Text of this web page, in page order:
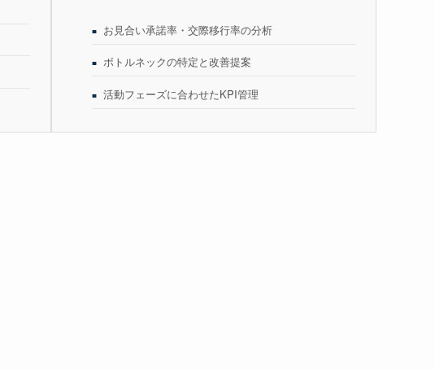
お見合い承諾率・交際移行率の分析
ボトルネックの特定と改善提案
活動フェーズに合わせたKPI管理